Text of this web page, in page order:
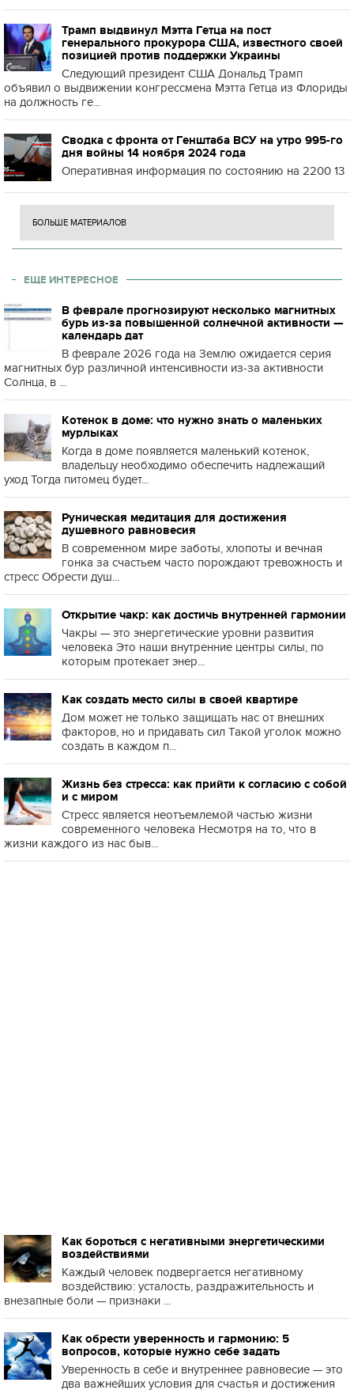
Трамп выдвинул Мэтта Гетца на пост
генерального прокурора США, известного своей
позицией против поддержки Украины
Следующий президент США Дональд Трамп
объявил о выдвижении конгрессмена Мэтта Гетца из Флориды
на должность ге...
Сводка с фронта от Генштаба ВСУ на утро 995-го
дня войны 14 ноября 2024 года
Оперативная информация по состоянию на 2200 13
БОЛЬШЕ МАТЕРИАЛОВ
ЕЩЕ ИНТЕРЕСНОЕ
В феврале прогнозируют несколько магнитных
бурь из-за повышенной солнечной активности —
календарь дат
В феврале 2026 года на Землю ожидается серия
магнитных бур различной интенсивности из-за активности
Солнца, в ...
Котенок в доме: что нужно знать о маленьких
мурлыках
Когда в доме появляется маленький котенок,
владельцу необходимо обеспечить надлежащий
уход Тогда питомец будет...
Руническая медитация для достижения
душевного равновесия
В современном мире заботы, хлопоты и вечная
гонка за счастьем часто порождают тревожность и
стресс Обрести душ...
Открытие чакр: как достичь внутренней гармонии
Чакры — это энергетические уровни развития
человека Это наши внутренние центры силы, по
которым протекает энер...
Как создать место силы в своей квартире
Дом может не только защищать нас от внешних
факторов, но и придавать сил Такой уголок можно
создать в каждом п...
Жизнь без стресса: как прийти к согласию с собой
и с миром
Стресс является неотъемлемой частью жизни
современного человека Несмотря на то, что в
жизни каждого из нас быв...
Как бороться с негативными энергетическими
воздействиями
Каждый человек подвергается негативному
воздействию: усталость, раздражительность и
внезапные боли — признаки ...
Как обрести уверенность и гармонию: 5
вопросов, которые нужно себе задать
Уверенность в себе и внутреннее равновесие — это
два важнейших условия для счастья и достижения